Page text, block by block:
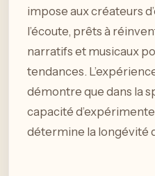
impose aux créateurs
l’écoute, prêts à
narratifs et musicaux
tendances.
démontre que dans la
capacité
détermine la longévité